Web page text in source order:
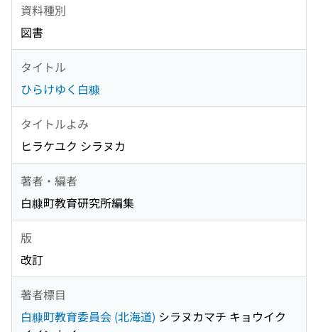
資料種別
図書
タイトル
ひらけゆく白糠
タイトルよみ
ヒラケユク シラヌカ
著者・編者
白糠町教育研究所編集
版
改訂
著者標目
白糠町教育委員会 (北海道) シラヌカマチ キョウイク